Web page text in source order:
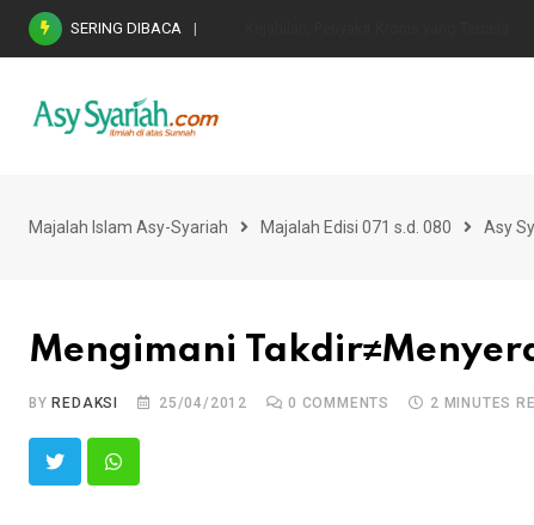
Skip
SERING DIBACA
Majalah Islam Asy-Syariah Majalah Edisi 071 s.d. 080 Asy
Mengimani
BY REDAKSI 25/04/2012 0 COMMENTS 2 MINUTES